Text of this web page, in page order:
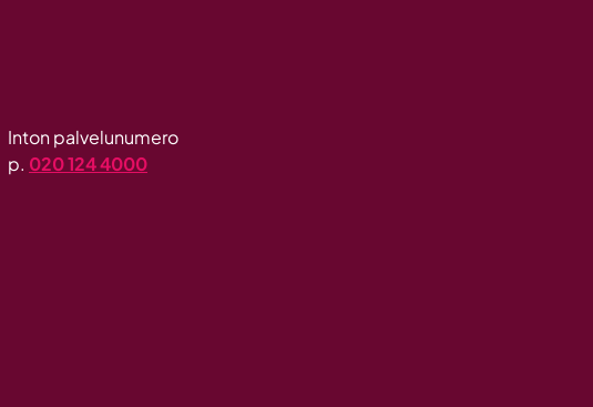
Inton palvelunumero
p. 020 124 4000